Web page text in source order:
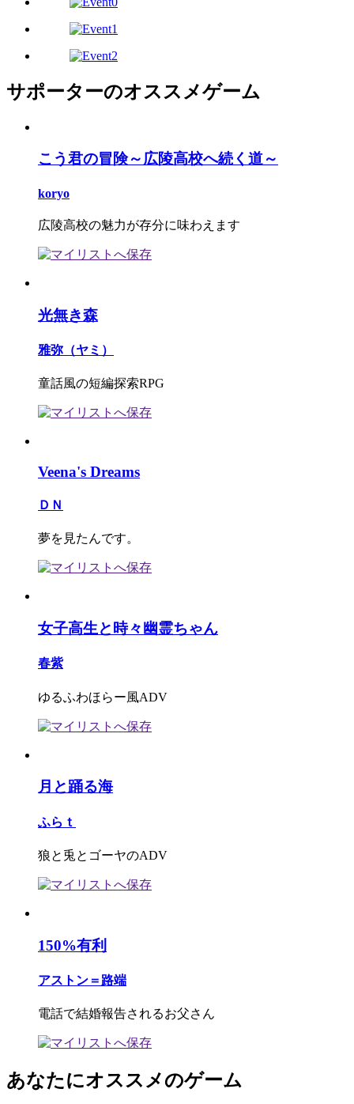
サポーターのオススメゲーム
こう君の冒険～広陵高校へ続く道～
koryo
広陵高校の魅力が存分に味わえます
光無き森
雅弥（ヤミ）
童話風の短編探索RPG
Veena's Dreams
ＤＮ
夢を見たんです。
女子高生と時々幽霊ちゃん
春紫
ゆるふわほらー風ADV
月と踊る海
ふらｔ
狼と兎とゴーヤのADV
150%有利
アストン＝路端
電話で結婚報告されるお父さん
あなたにオススメのゲーム